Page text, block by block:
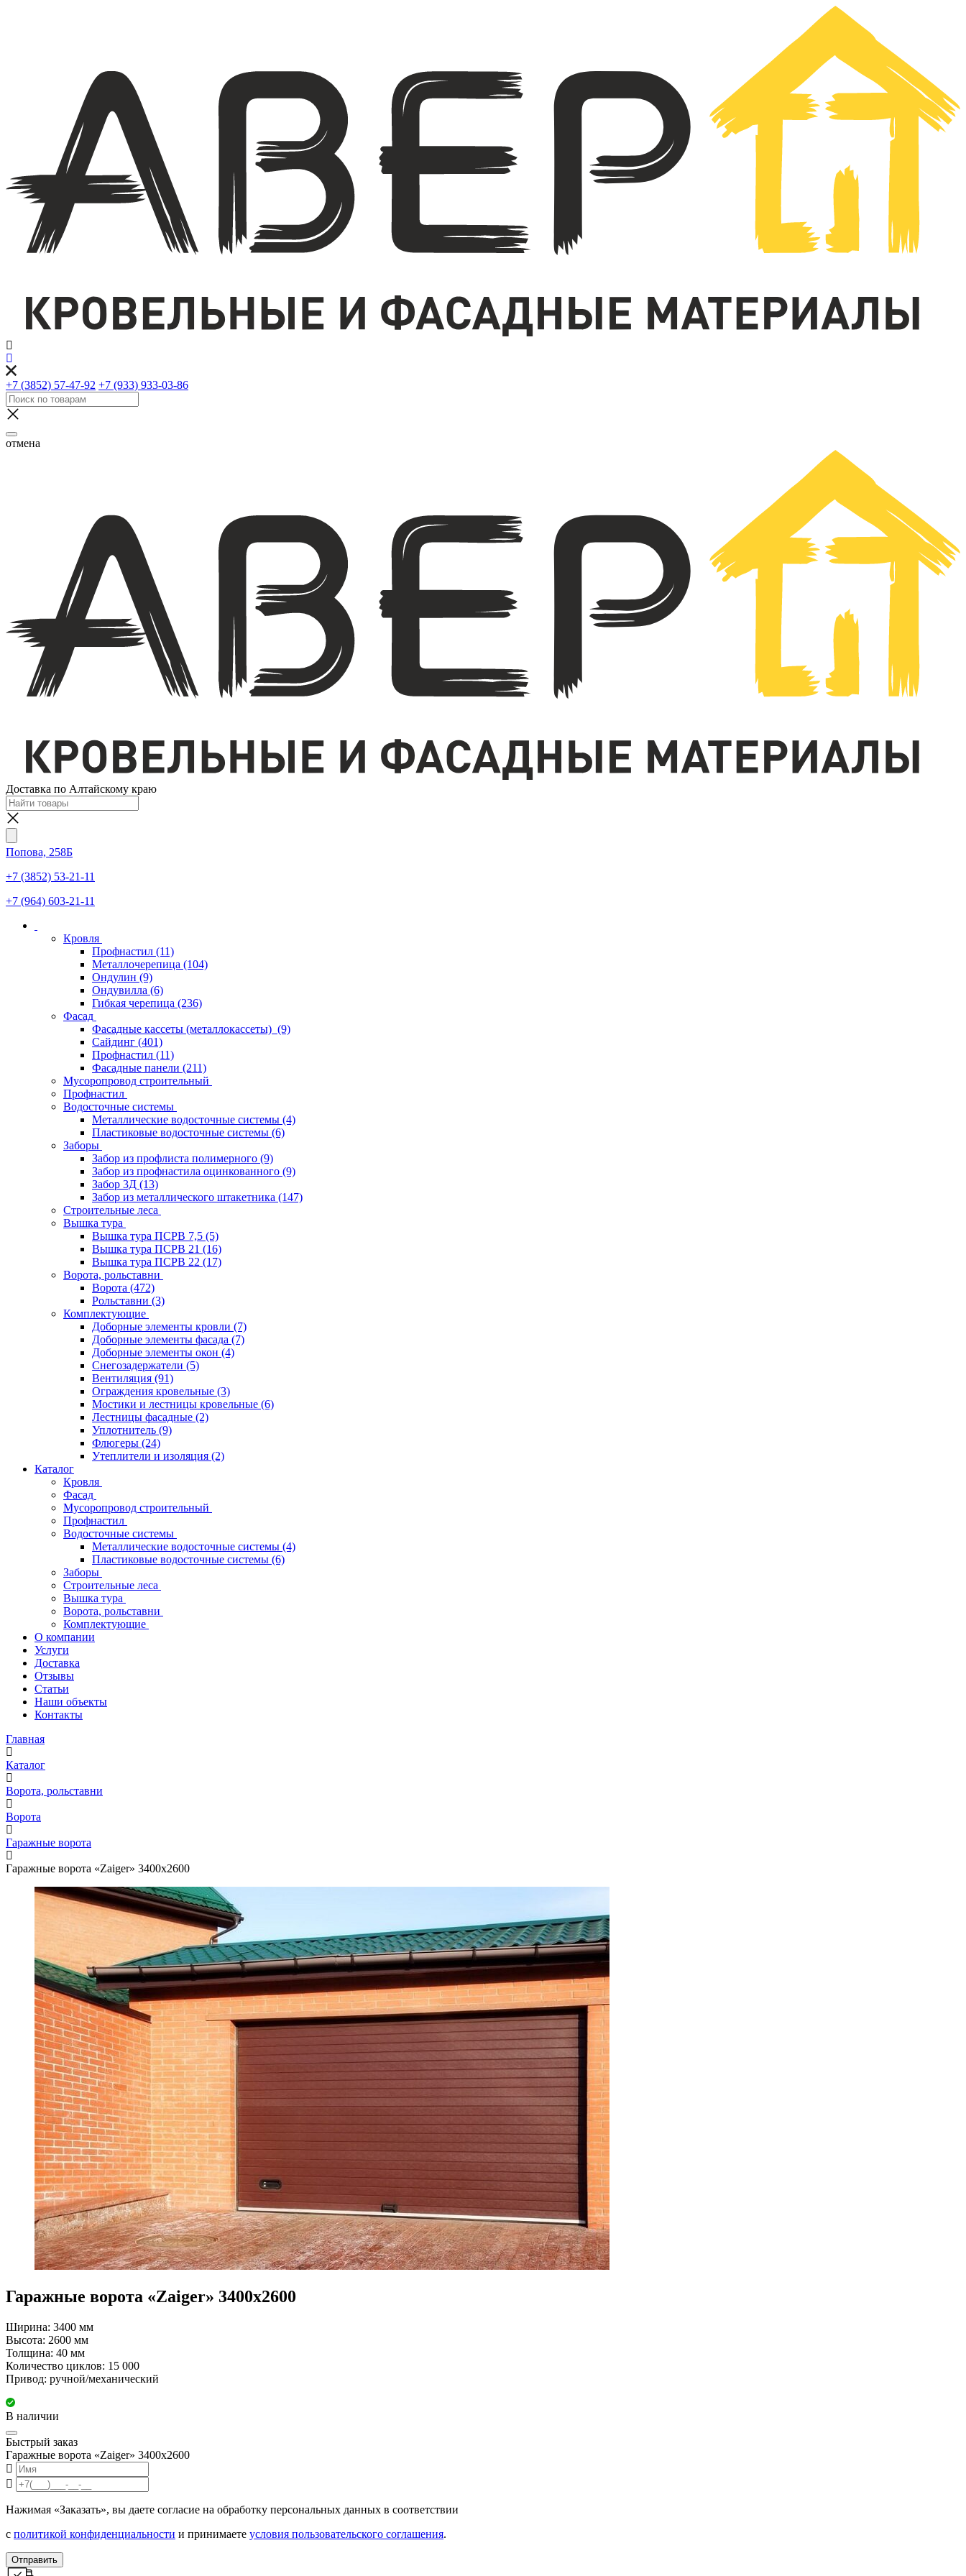
+7 (3852) 57-47-92 +7 (933) 933-03-86
отмена
Доставка по Алтайскому краю
Попова, 258Б
+7 (3852) 53-21-11
+7 (964) 603-21-11
Кровля
Профнастил (11)
Металлочерепица (104)
Ондулин (9)
Ондувилла (6)
Гибкая черепица (236)
Фасад
Фасадные кассеты (металлокассеты) (9)
Сайдинг (401)
Профнастил (11)
Фасадные панели (211)
Мусоропровод строительный
Профнастил
Водосточные системы
Металлические водосточные системы (4)
Пластиковые водосточные системы (6)
Заборы
Забор из профлиста полимерного (9)
Забор из профнастила оцинкованного (9)
Забор 3Д (13)
Забор из металлического штакетника (147)
Строительные леса
Вышка тура
Вышка тура ПСРВ 7,5 (5)
Вышка тура ПСРВ 21 (16)
Вышка тура ПСРВ 22 (17)
Ворота, рольставни
Ворота (472)
Рольставни (3)
Комплектующие
Доборные элементы кровли (7)
Доборные элементы фасада (7)
Доборные элементы окон (4)
Снегозадержатели (5)
Вентиляция (91)
Ограждения кровельные (3)
Мостики и лестницы кровельные (6)
Лестницы фасадные (2)
Уплотнитель (9)
Флюгеры (24)
Утеплители и изоляция (2)
Каталог
Кровля
Фасад
Мусоропровод строительный
Профнастил
Водосточные системы
Металлические водосточные системы (4)
Пластиковые водосточные системы (6)
Заборы
Строительные леса
Вышка тура
Ворота, рольставни
Комплектующие
О компании
Услуги
Доставка
Отзывы
Статьи
Наши объекты
Контакты
Главная
Каталог
Ворота, рольставни
Ворота
Гаражные ворота
Гаражные ворота «Zaiger» 3400x2600
Гаражные ворота «Zaiger» 3400x2600
Ширина: 3400 мм
Высота: 2600 мм
Толщина: 40 мм
Количество циклов: 15 000
Привод: ручной/механический
В наличии
Быстрый заказ
Гаражные ворота «Zaiger» 3400x2600
Нажимая «Заказать», вы даете согласие на обработку персональных данных в соответствии
с политикой конфиденциальности и принимаете условия пользовательского соглашения.
Отправить